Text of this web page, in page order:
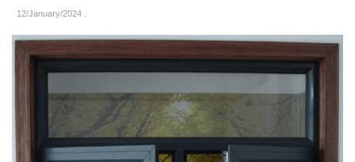
12/January/2024